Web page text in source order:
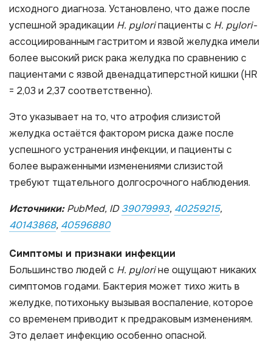
исходного диагноза. Установлено, что даже после
успешной эрадикации H. pyloriпациенты с H. pylori-
ассоциированным гастритом и язвой желудка имели
более высокий риск рака желудка по сравнению с
пациентами с язвой двенадцатиперстной кишки (HR
= 2,03 и 2,37 соответственно).
Это указывает на то, что атрофия слизистой
желудка остаётся фактором риска даже после
успешного устранения инфекции, и пациенты с
более выраженными изменениями слизистой
требуют тщательного долгосрочного наблюдения.
Источники:PubMed, ID39079993, 40259215,
40143868, 40596880
Симптомы и признаки инфекции
Большинство людей с H. pyloriне ощущают никаких
симптомов годами. Бактерия может тихо жить в
желудке, потихоньку вызывая воспаление, которое
со временем приводит к предраковым изменениям.
Это делает инфекцию особенно опасной.